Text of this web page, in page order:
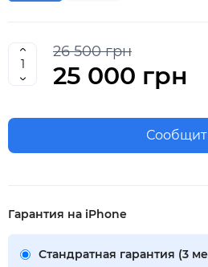
26 500 грн
25 000 грн
Гарантия на iPhone
Стандратная гарантия (3